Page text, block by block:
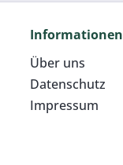
Informationen
Über uns
Datenschutz
Impressum